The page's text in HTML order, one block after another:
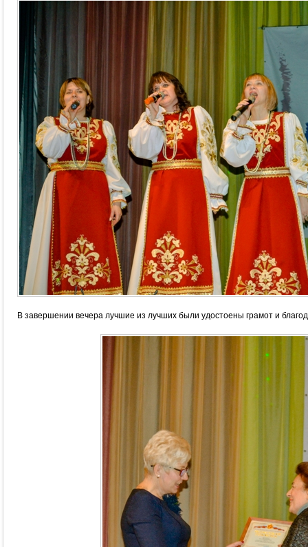
В завершении вечера лучшие из лучших были удостоены грамот и